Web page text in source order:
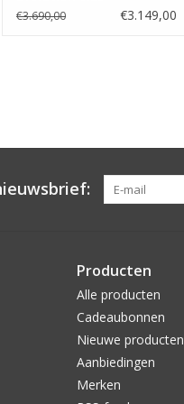
€3.690,00 €3.149,00
Producten
Alle producten
Cadeaubonnen
Nieuwe producten
Aanbiedingen
Merken